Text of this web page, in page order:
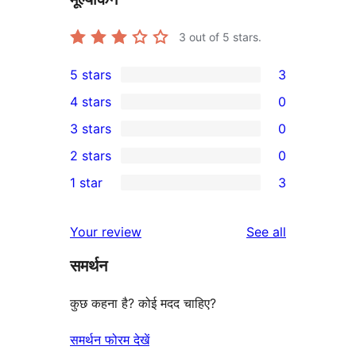
3 out of 5 stars.
3
5-
star
reviews
5 stars 3
4-
star
reviews
4 stars 0
0
3-
star
3 stars 0
2-
reviews
2 stars 0
star
reviews
1 star 3
Your review See all
समर्थन
कुछ कहना है? कोई मदद चाहिए?
समर्थन फोरम देखें